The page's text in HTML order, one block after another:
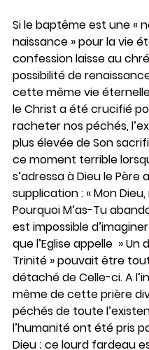
Si le baptême est une «
naissance » pour la vie
confession laisse au
possibilité de
cette même vie
le Christ a été crucifié
racheter nos péchés,
plus élevée de Son
ce moment terrible
s’adressa à Dieu le Père
supplication : « Mon
Pourquoi M’as-Tu
est impossible
que l’Eglise appelle  » Un
Trinité » pouvait être
détaché de Celle-ci. A
même de cette prière
péchés de toute
l’humanité ont été pris
Dieu ; ce lourd fardeau